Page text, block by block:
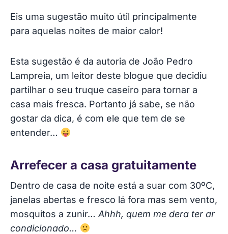
Eis uma sugestão muito útil principalmente
para aquelas noites de maior calor!
Esta sugestão é da autoria de João Pedro
Lampreia, um leitor deste blogue que decidiu
partilhar o seu truque caseiro para tornar a
casa mais fresca. Portanto já sabe, se não
gostar da dica, é com ele que tem de se
entender…
Arrefecer a casa gratuitamente
Dentro de casa de noite está a suar com 30ºC,
janelas abertas e fresco lá fora mas sem vento,
mosquitos a zunir… Ahhh, quem me dera ter ar
condicionado…